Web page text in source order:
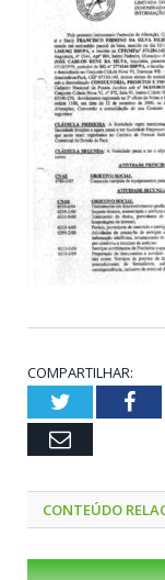
COMPARTILHAR:
Twitter
Email
CONTEÚDO